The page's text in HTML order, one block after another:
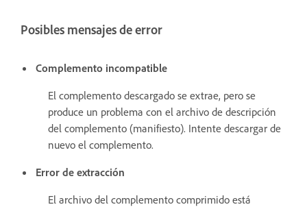
Posibles mensajes de error
Complemento incompatible
El complemento descargado se extrae, pero se
produce un problema con el archivo de descripción
del complemento (manifiesto). Intente descargar de
nuevo el complemento.
Error de extracción
El archivo del complemento comprimido está